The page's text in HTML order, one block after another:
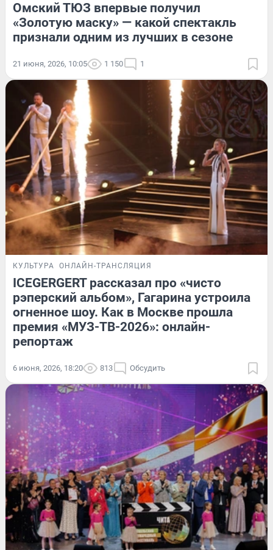
Омский ТЮЗ впервые получил
«Золотую маску» — какой спектакль
признали одним из лучших в сезоне
21 июня, 2026, 10:05 1 150 1
КУЛЬТУРА ОНЛАЙН-ТРАНСЛЯЦИЯ
ICEGERGERT рассказал про «чисто
рэперский альбом», Гагарина устроила
огненное шоу. Как в Москве прошла
премия «МУЗ-ТВ-2026»: онлайн-
репортаж
6 июня, 2026, 18:20 813 Обсудить